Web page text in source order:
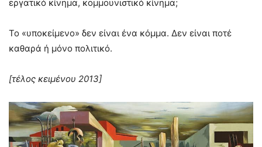
εργατικό κίνημα, κομμουνιστικό κίνημα;
Το «υποκείμενο» δεν είναι ένα κόμμα. Δεν είναι ποτέ
καθαρά ή μόνο πολιτικό.
[τέλος κειμένου 2013]